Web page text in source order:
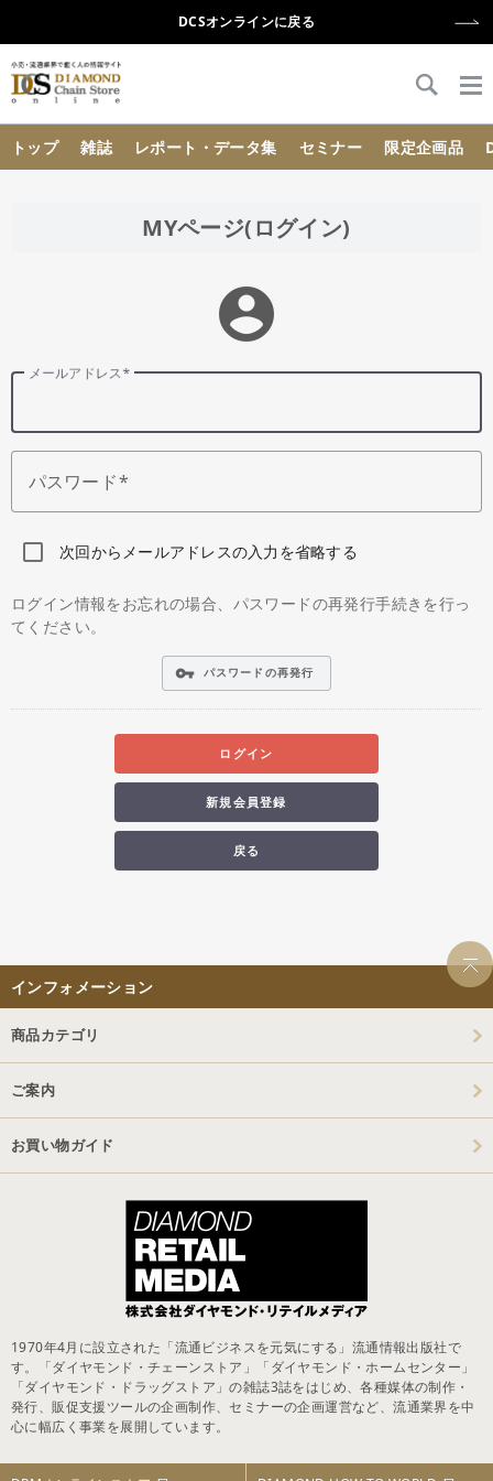
DCSオンラインに戻る
トップ 雑誌 レポート・データ集 セミナー 限定企画品
MYページ(ログイン)
account_circle
メールアドレス
パスワード
次回からメールアドレスの入力を省略する
ログイン情報をお忘れの場合、パスワードの再発行手続きを行っ
てください。
vpn_key パスワードの再発行
ログイン
新規会員登録
戻る
インフォメーション
商品カテゴリ
ご案内
お買い物ガイド
1970年4月に設立された「流通ビジネスを元気にする」流通情報出版社で
す。「ダイヤモンド・チェーンストア」「ダイヤモンド・ホームセンター」
「ダイヤモンド・ドラッグストア」の雑誌3誌をはじめ、各種媒体の制作・
発行、販促支援ツールの企画制作、セミナーの企画運営など、流通業界を中
心に幅広く事業を展開しています。